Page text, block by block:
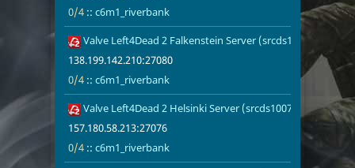
0/4 :: c6m1_riverbank
Valve Left4Dead 2 Falkenstein Server (srcds1005-fsn-
138.199.142.210:27080
0/4 :: c6m1_riverbank
0/4
Valve Left4Dead 2 Helsinki Server (srcds1007-hel-
157.180.58.213:27076
0/4 :: c6m1_riverbank